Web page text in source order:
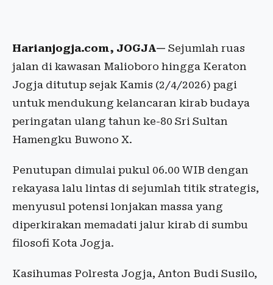
Harianjogja.com, JOGJA— Sejumlah ruas
jalan di kawasan Malioboro hingga Keraton
Jogja ditutup sejak Kamis (2/4/2026) pagi
untuk mendukung kelancaran kirab budaya
peringatan ulang tahun ke-80 Sri Sultan
Hamengku Buwono X.
Penutupan dimulai pukul 06.00 WIB dengan
rekayasa lalu lintas di sejumlah titik strategis,
menyusul potensi lonjakan massa yang
diperkirakan memadati jalur kirab di sumbu
filosofi Kota Jogja.
Kasihumas Polresta Jogja, Anton Budi Susilo,